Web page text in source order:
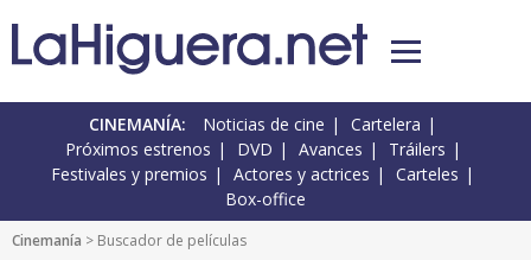
CINEMANÍA: Noticias de cine
Cartelera
Próximos estrenos
DVD Avances
Tráilers
Festivales y premios
Actores y actrices
Carteles
Box-office
Cinemanía > Buscador de películas